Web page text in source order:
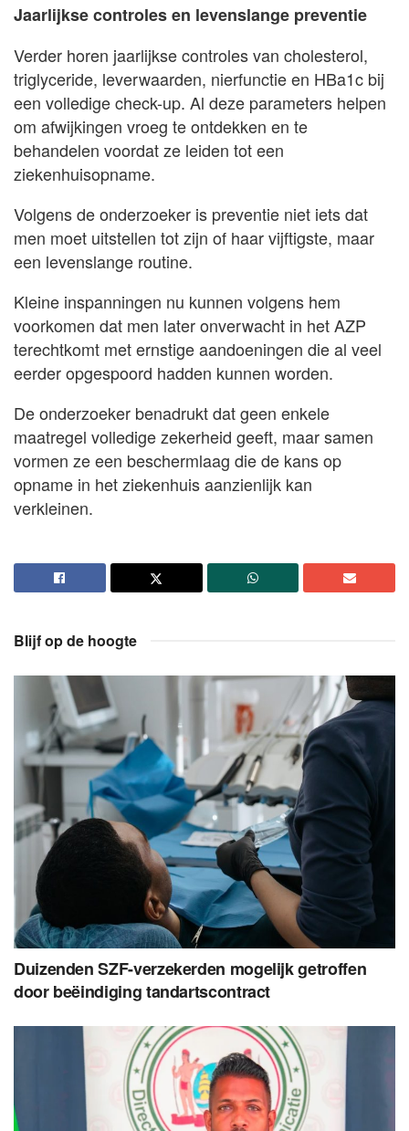
Jaarlijkse controles en levenslange preventie
Verder horen jaarlijkse controles van cholesterol,
triglyceride, leverwaarden, nierfunctie en HBa1c bij
een volledige check-up. Al deze parameters helpen
om afwijkingen vroeg te ontdekken en te
behandelen voordat ze leiden tot een
ziekenhuisopname.
Volgens de onderzoeker is preventie niet iets dat
men moet uitstellen tot zijn of haar vijftigste, maar
een levenslange routine.
Kleine inspanningen nu kunnen volgens hem
voorkomen dat men later onverwacht in het AZP
terechtkomt met ernstige aandoeningen die al veel
eerder opgespoord hadden kunnen worden.
De onderzoeker benadrukt dat geen enkele
maatregel volledige zekerheid geeft, maar samen
vormen ze een beschermlaag die de kans op
opname in het ziekenhuis aanzienlijk kan
verkleinen.
Blijf op de hoogte
Duizenden SZF-verzekerden mogelijk getroffen
door beëindiging tandartscontract